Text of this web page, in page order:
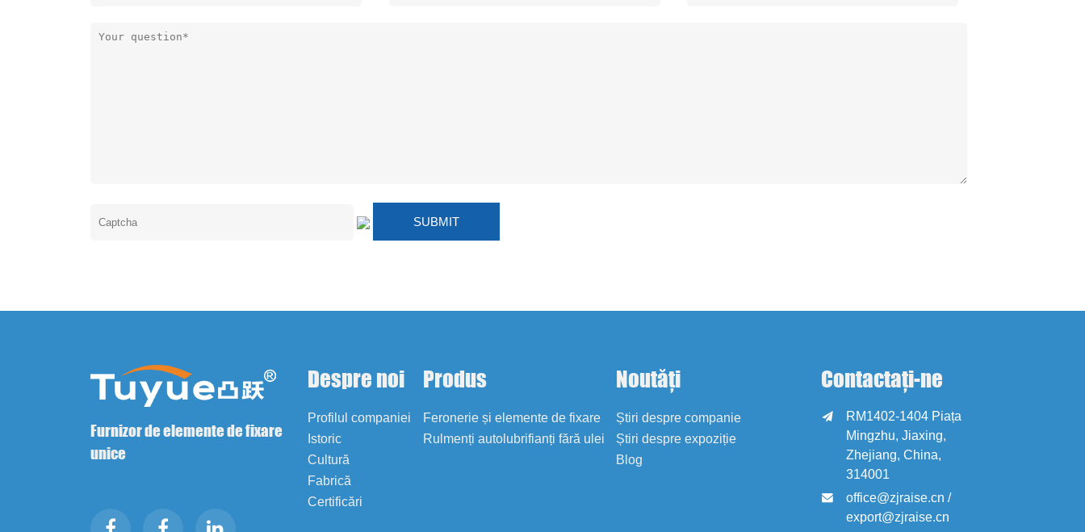
Furnizor de elemente de fixare
unice
Despre noi
Profilul companiei
Istoric
Cultură
Fabrică
Certificări
Produs
Feronerie și elemente de fixare
Rulmenți autolubrifianți fără ulei
Noutăți
Știri despre companie
Știri despre expoziție
Blog
Contactați-ne

RM1402-1404 Piața
Mingzhu, Jiaxing,
Zhejiang, China,
314001

office@zjraise.cn /
export@zjraise.cn